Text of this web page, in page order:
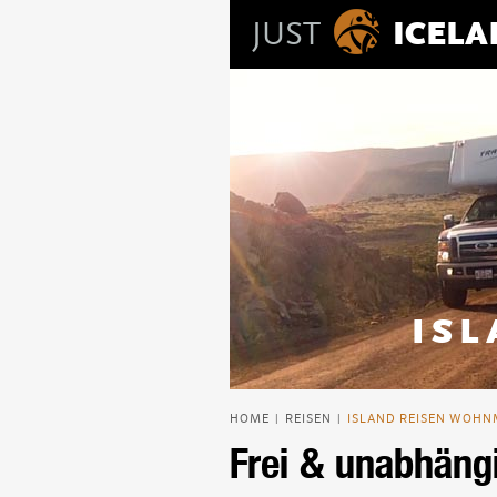
JUST
HOME REISEN ISLAND REISEN
Frei &